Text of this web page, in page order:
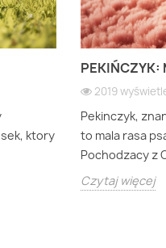
ktory
PEKIŃCZYK:
2019
Pekinczyk,
to mala rasa
Pochodzacy z
Czytaj więcej